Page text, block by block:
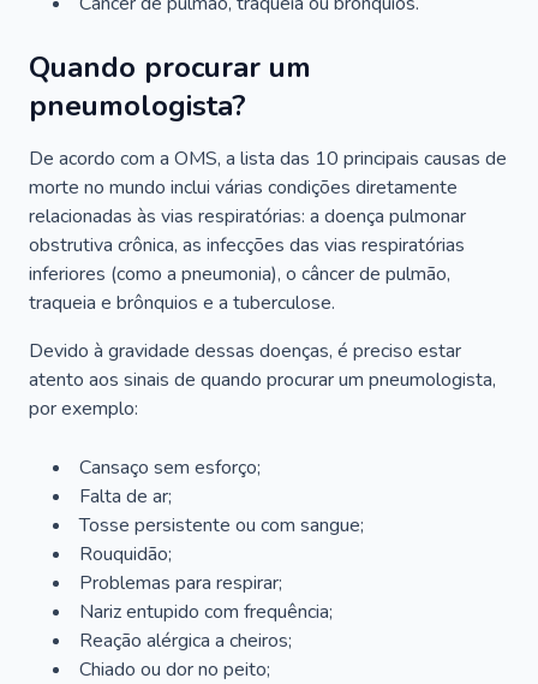
Quando procurar um
pneumologista?
De acordo com a OMS, a lista das 10 principais causas de
morte no mundo inclui várias condições diretamente
relacionadas às vias respiratórias: a doença pulmonar
obstrutiva crônica, as infecções das vias respiratórias
inferiores (como a pneumonia), o câncer de pulmão,
traqueia e brônquios e a tuberculose.
Devido à gravidade dessas doenças, é preciso estar
atento aos sinais de quando procurar um pneumologista,
por exemplo:
Cansaço sem esforço;
Falta de ar;
Tosse persistente ou com sangue;
Rouquidão;
Problemas para respirar;
Nariz entupido com frequência;
Reação alérgica a cheiros;
Chiado ou dor no peito;